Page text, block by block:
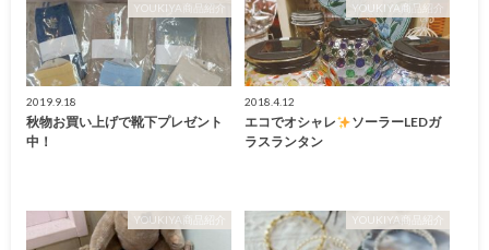
YOUKIYA商品紹介
2019.9.18
秋物お買い上げで靴下プレゼント
中！
YOUKIYA商品紹介
2018.4.12
エコでオシャレ
ソーラーLEDガ
ラスランタン
YOUKIYA商品紹介 YOUKIYA商品紹介